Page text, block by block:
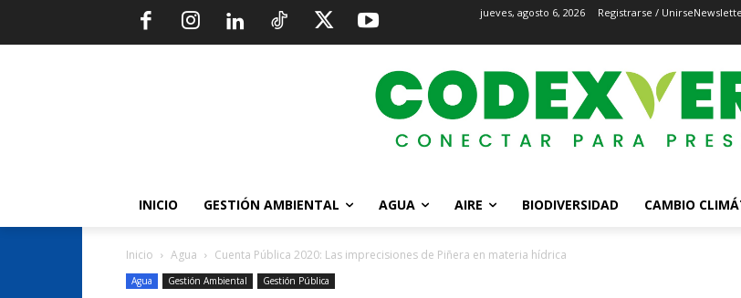
jueves, agosto 6, 2026 Registrarse / Unirse
INICIO GESTIÓN AMBIENTAL AGUA AIRE BIODIVERSIDAD CAMBIO
Inicio Agua Cuenta Pública 2020: Las imprecisiones de Piñera en materia hídrica
Agua Gestión Ambiental Gestión Pública